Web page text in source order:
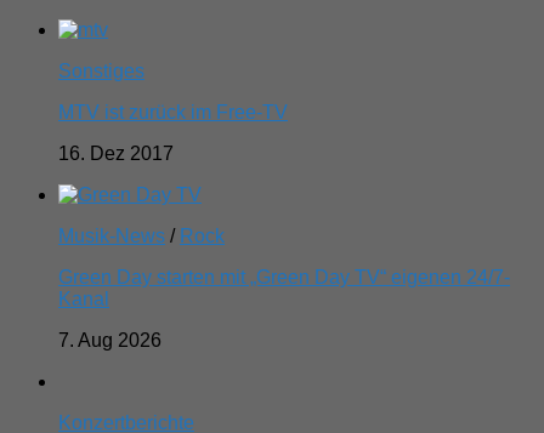
Sonstiges
MTV ist zurück im Free-TV
16. Dez 2017
Musik-News / Rock
Green Day starten mit „Green Day TV“ eigenen 24/7-
Kanal
7. Aug 2026
Konzertberichte